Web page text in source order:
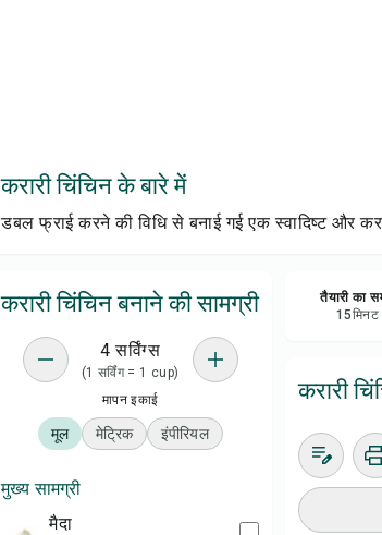
करारी चिंचिन के बारे में
डबल फ्राई करने की विधि से बनाई गई एक स्वादिष्ट और
करारी चिंचिन बनाने की सामग्री
4 सर्विंग्स
(1 सर्विंग = 1 cup)
मापन इकाई
मूल मेट्रिक इंपीरियल
मुख्य सामग्री
मैदा
तैयारी का
15मिनट
करारी